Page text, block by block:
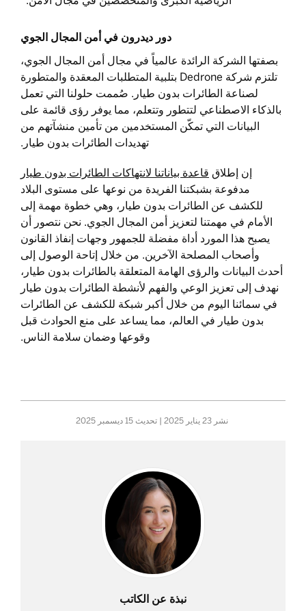
دور ديدرون في أمن المجال الجوي
بصفتها الشركة الرائدة عالمياً في مجال أمن المجال الجوي،
تلتزم شركة Dedrone بتلبية المتطلبات المعقدة والمتطورة
لصناعة الطائرات بدون طيار. صُممت حلولنا التي تعمل
بالذكاء الاصطناعي لتتطور وتتعلم، مما يوفر رؤى قائمة على
البيانات التي تمكّن المستخدمين من تأمين منشآتهم من
تهديدات الطائرات بدون طيار.
إن إطلاق قاعدة بياناتنا لانتهاكات الطائرات بدون طيار
مدفوعة بشبكتنا الفريدة من نوعها على مستوى البلاد
للكشف عن الطائرات بدون طيار، وهي خطوة مهمة إلى
الأمام في مهمتنا لتعزيز أمن المجال الجوي. نحن نتصور أن
يصبح هذا المورد أداة مفضلة للجمهور وجهات إنفاذ القانون
وأصحاب المصلحة الآخرين. من خلال إتاحة الوصول إلى
أحدث البيانات والرؤى الهامة المتعلقة بالطائرات بدون طيار،
نهدف إلى تعزيز الوعي والفهم لأنشطة الطائرات بدون طيار
في سمائنا اليوم من خلال أكبر شبكة للكشف عن الطائرات
بدون طيار في العالم، مما يساعد على منع الحوادث قبل
وقوعها وضمان سلامة الناس.
نشر 23 يناير 2025 | تحديث 15 ديسمبر 2025
نبذة عن الكاتب